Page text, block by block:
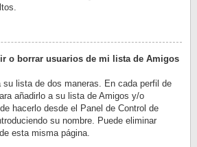
o borrar usuarios de mi lista de Amigos
su lista de dos maneras. En cada perfil de
añadirlo a su lista de Amigos y/o
hacerlo desde el Panel de Control de
su nombre. Puede eliminar
esta misma página.